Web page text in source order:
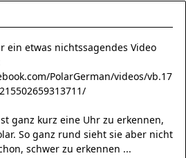
ein etwas nichtssagendes Video
PolarGerman/videos/vb.17
ganz kurz eine Uhr zu erkennen,
So ganz rund sieht sie aber nicht
schwer zu erkennen ...